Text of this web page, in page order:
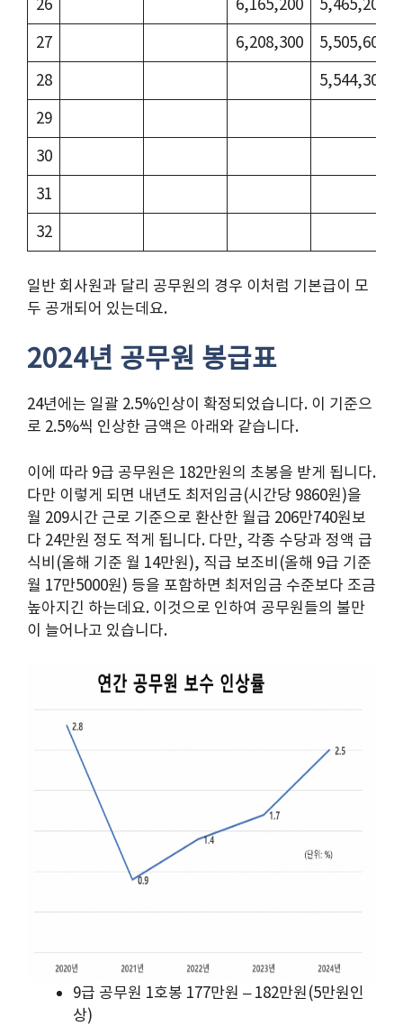
26 6,165,200 5,465,200
27
6,208,300 5,505,600
28
5,544,300
29
30
31
32
일반 회사원과 달리 공무원의 경우 이처럼 기본급이 모
두 공개되어 있는데요.
2024년 공무원 봉급표
24년에는 일괄 2.5%인상이 확정되었습니다. 이 기준으
로 2.5%씩 인상한 금액은 아래와 같습니다.
이에 따라 9급 공무원은 182만원의 초봉을 받게 됩니다.
다만 이렇게 되면 내년도 최저임금(시간당 9860원)을
월 209시간 근로 기준으로 환산한 월급 206만740원보
다 24만원 정도 적게 됩니다. 다만, 각종 수당과 정액 급
식비(올해 기준 월 14만원), 직급 보조비(올해 9급 기준
월 17만5000원) 등을 포함하면 최저임금 수준보다 조금
높아지긴 하는데요. 이것으로 인하여 공무원들의 불만
이 늘어나고 있습니다.
9급 공무원 1호봉 177만원 – 182만원(5만원인
상)